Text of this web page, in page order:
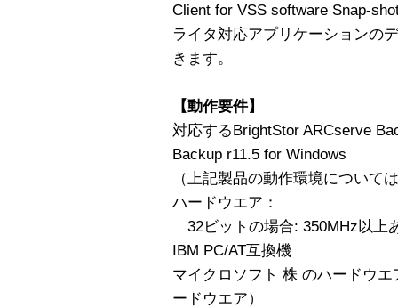
Client for VSS software Snap-
ライタ対応アプリケーションの
きます。
【動作要件】
対応するBrightStor ARCserve
Backup r11.5 for Windows
（上記製品の動作環境について
ハードウエア：
32ビットの場合: 350MHz以上
IBM PC/AT互換機
マイクロソフト 株 のハードウ
ードウエア）